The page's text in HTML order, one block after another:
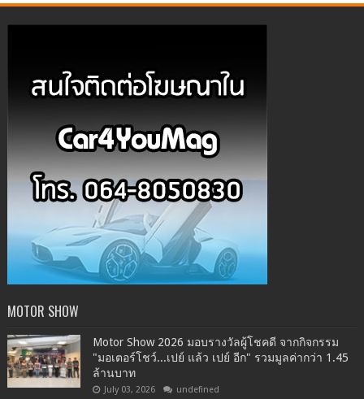
MOTOR SHOW
Motor Show 2026 มอบรางวัลผู้โชคดี จากกิจกรรม
"มอเตอร์โชว์...เปย์ แล้ว เปย์ อีก" รวมมูลค่ากว่า 1.45
ล้านบาท
July 03, 2026 undefined